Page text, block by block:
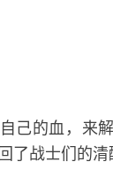
己的血，来
了战士们的清